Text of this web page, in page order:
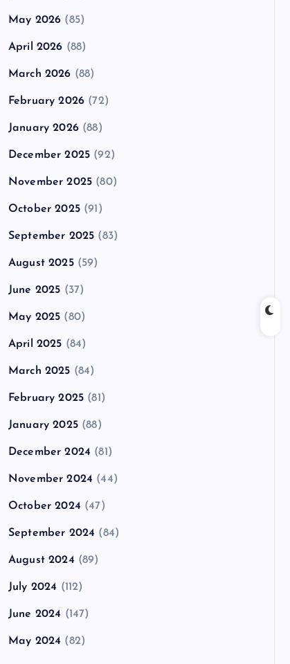
May 2026 (85)
April 2026 (88)
March 2026 (88)
February 2026 (72)
January 2026(88)
December 2025 (92)
November 2025 (80)
October 2025(91)
September 2025 (83)
August 2025(59)
June 2025 (37)
May 2025 (80)
April 2025 (84)
March 2025 (84)
February 2025 (81)
January 2025(88)
December 2024 (81)
November 2024 (44)
October 2024 (47)
September 2024 (84)
August 2024 (89)
July 2024 (112)
June 2024 (147)
May 2024 (82)